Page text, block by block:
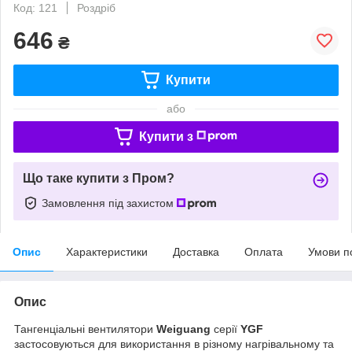
Код: 121
Роздріб
646 ₴
Купити
або
Купити з
Що таке купити з Пром?
Замовлення під захистом
Опис Характеристики Доставка Оплата Умови
Опис
Тангенціальні вентилятори Weiguang серії YGF
застосовуються для використання в різному нагрівальному та